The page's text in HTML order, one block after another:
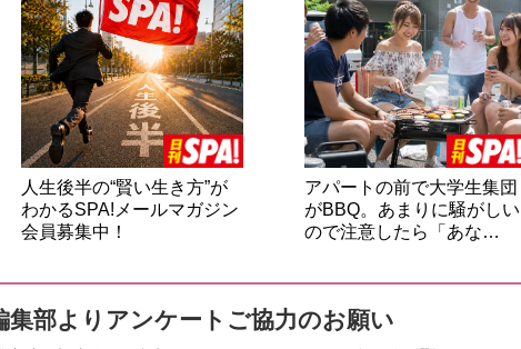
人生後半の“賢い生き方”が
わかるSPA!メールマガジン
会員募集中！
アパートの前で大学生集団
がBBQ。あまりに騒がしい
ので注意したら「あな…